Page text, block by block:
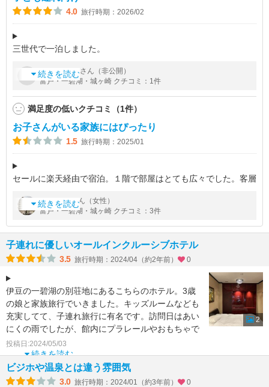
4.0 旅行時期：2026/02
三世代で一泊しました。
で不便なく過ごす事が出来ました。今回はリビングの他に畳とベ
ッドのある広い部屋で、リビングと畳部屋の間を引き戸で閉めら
続きを読む
byいないな さん（非公開）
富戸・一碧湖・城ヶ崎 クチコミ：1件
満足度の低いクチコミ（1件）
お子さんがいる家族にはぴったり
1.5 旅行時期：2025/01
セールに楽天経由で宿泊。１階で部屋はとても広々でした。客層
13時から施設利用が可能なので、それに合わせて、伊東駅から
出る12時10分の無料送迎バスに乗り
続きを読む
bysazae さん（女性）
富戸・一碧湖・城ヶ崎 クチコミ：3件
子連れに優しいオールインクルーシブホテル
3.5 旅行時期：2024/04（約2年前） 0
伊豆の一碧湖の別荘地にあるこちらのホテル。3歳
の娘と家族旅行でいきました。キッズルームなども
充実してて、子連れ旅行に有名です。訪問日はあい
にくの雨でしたが、館内にプラレールやおもちゃで
飽きることなく遊
続きを読む
投稿日:2024/05/03
2
ビジホや温泉とは違う雰囲気
3.0 旅行時期：2024/01（約3年前） 0